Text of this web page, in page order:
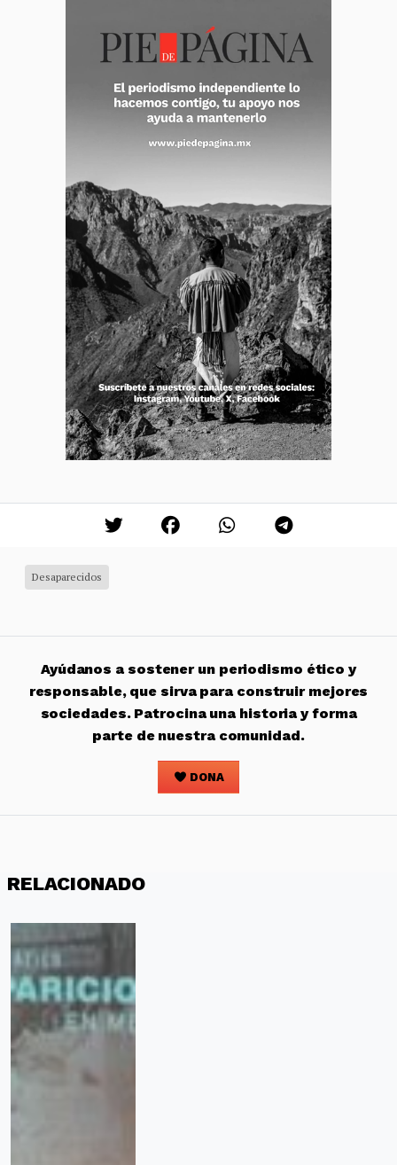
Desaparecidos
Ayúdanos a sostener un periodismo ético y
responsable, que sirva para construir mejores
sociedades. Patrocina una historia y forma
parte de nuestra comunidad.
DONA
RELACIONADO